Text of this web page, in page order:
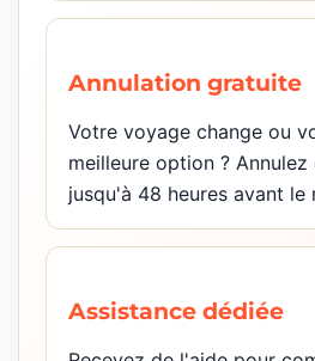
Annulation gratuite
Votre voyage change ou
meilleure option ?
jusqu'à 48 heures avant le
Assistance dédiée